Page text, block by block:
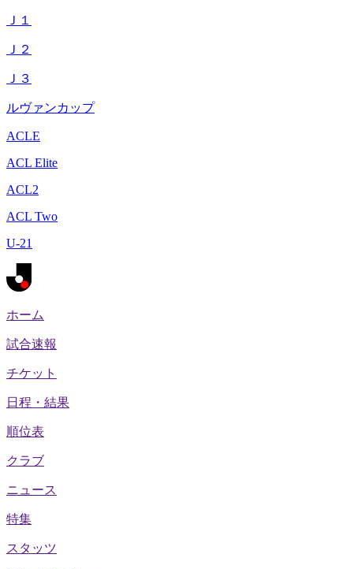
Ｊ１
Ｊ２
Ｊ３
ルヴァンカップ
ACLE
ACL Elite
ACL2
ACL Two
U-21
ホーム
試合速報
チケット
日程・結果
順位表
クラブ
ニュース
特集
スタッツ